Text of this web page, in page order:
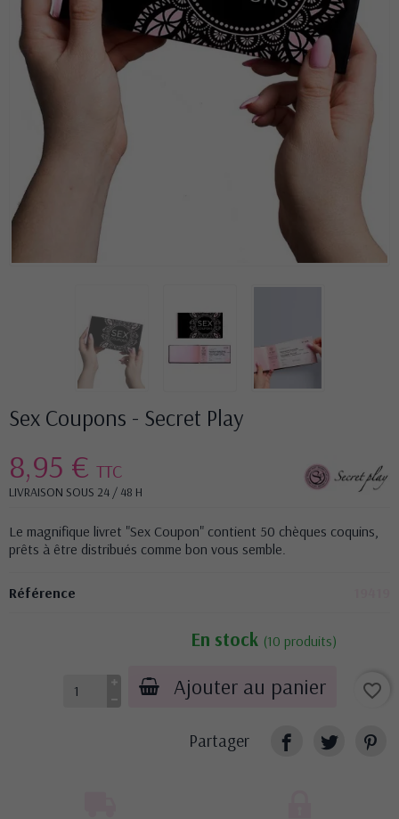
Sex Coupons - Secret Play
8,95 € TTC
LIVRAISON SOUS 24 / 48 H
Le magnifique livret "Sex Coupon" contient 50 chèques coquins,
prêts à être distribués comme bon vous semble.
Référence
En stock (10 produits)
Ajouter au panier favorite_border
Partager